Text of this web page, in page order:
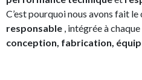
C’est pourquoi nous avons fait le
responsable , intégrée à
conception, fabrication,